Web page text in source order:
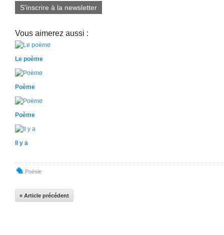
S'inscrire à la newsletter
Vous aimerez aussi :
Le poème
Poème
Poème
Il y a
Poésie
« Article précédent